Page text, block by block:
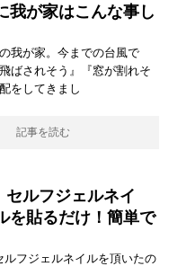
我が家はこんな事し
我が家。今までの台風で
ばされそう』『窓が割れそ
をしてきまし
記事を読む
セルフジェルネイ
貼るだけ！簡単で
ルフジェルネイルを頂いたの